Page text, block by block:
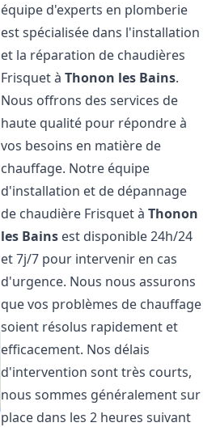
équipe d'experts en plomberie
est spécialisée dans l'installation
et la réparation de chaudières
Frisquet àThonon les Bains.
Nous offrons des services de
haute qualité pour répondre à
vos besoins en matière de
chauffage. Notre équipe
d'installation et de dépannage
de chaudière Frisquet àThonon
les Bains est disponible 24h/24
et 7j/7 pour intervenir en cas
d'urgence. Nous nous assurons
que vos problèmes de chauffage
soient résolus rapidement et
efficacement. Nos délais
d'intervention sont très courts,
nous sommes généralement sur
place dans les 2 heures suivant